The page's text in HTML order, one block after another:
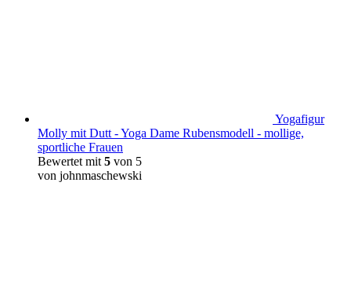
Yogafigur
Molly mit Dutt - Yoga Dame Rubensmodell - mollige,
sportliche Frauen
Bewertet mit 5 von 5
von johnmaschewski